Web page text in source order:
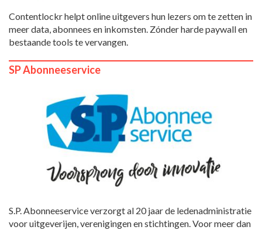
Contentlockr helpt online uitgevers hun lezers om te zetten in
meer data, abonnees en inkomsten. Zónder harde paywall en
bestaande tools te vervangen.
SP Abonneeservice
S.P. Abonneeservice verzorgt al 20 jaar de ledenadministratie
voor uitgeverijen, verenigingen en stichtingen. Voor meer dan